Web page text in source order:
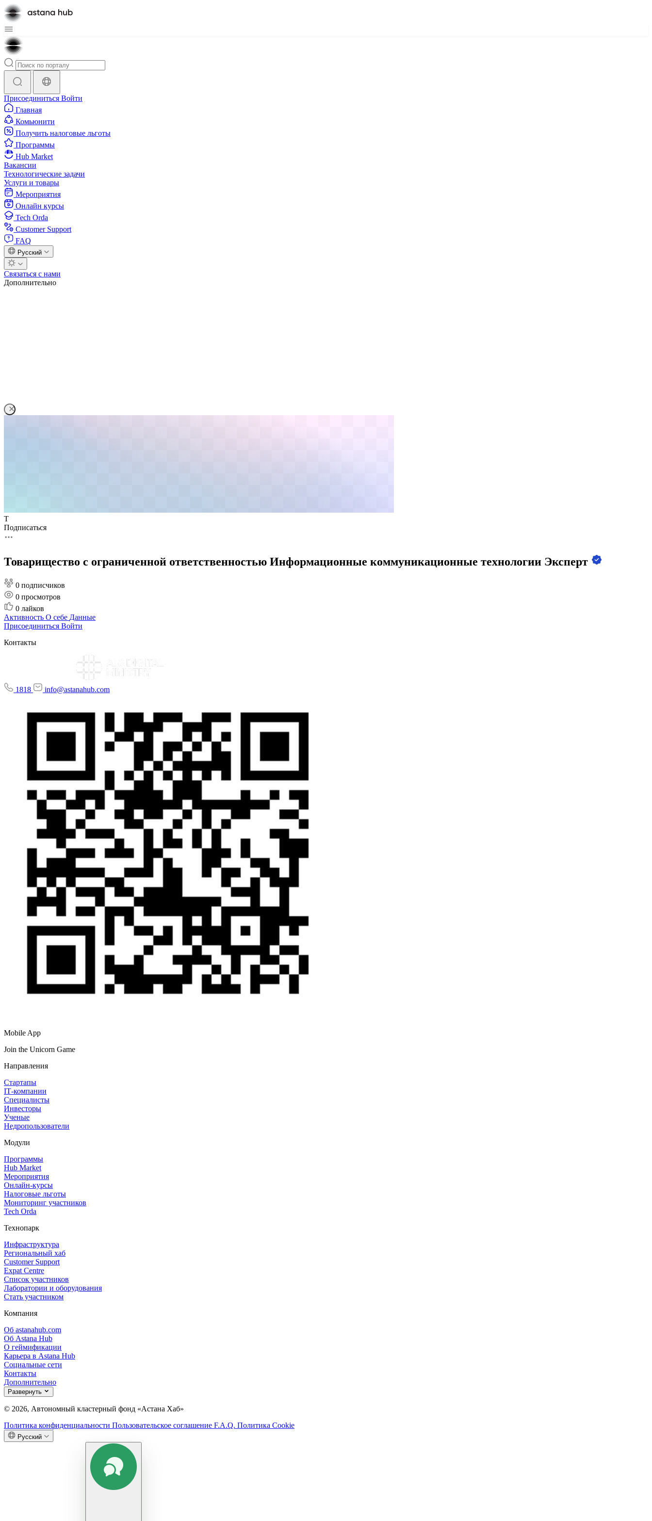
Присоединиться Войти
Главная
Комьюнити
Получить налоговые льготы
Программы
Hub Market
Вакансии
Технологические задачи
Услуги и товары
Мероприятия
Онлайн курсы
Tech Orda
Customer Support
FAQ
Русский
Связаться с нами
Дополнительно
Т
Подписаться
Товарищество с ограниченной ответственностью Информационные коммуникационные технологии Эксперт
0 подписчиков
0 просмотров
0 лайков
Активность О себе Данные
Присоединиться Войти
Контакты
1818 info@astanahub.com
Mobile App
Join the Unicorn Game
Направления
Стартапы
IT‑компании
Специалисты
Инвесторы
Ученые
Недропользователи
Модули
Программы
Hub Market
Мероприятия
Онлайн‑курсы
Налоговые льготы
Мониторинг участников
Tech Orda
Технопарк
Инфраструктура
Региональный хаб
Customer Support
Expat Centre
Список участников
Лаборатории и оборудования
Стать участником
Компания
Об astanahub.com
Об Astana Hub
О геймификации
Карьера в Astana Hub
Социальные сети
Контакты
Дополнительно
Развернуть
© 2026, Автономный кластерный фонд «Астана Хаб»
Политика конфиденциальности Пользовательское соглашение F.A.Q. Политика Cookie
Русский